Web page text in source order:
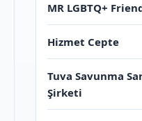
MR LGBTQ+
Hizmet Cepte
Tuva Savunma
Şirketi